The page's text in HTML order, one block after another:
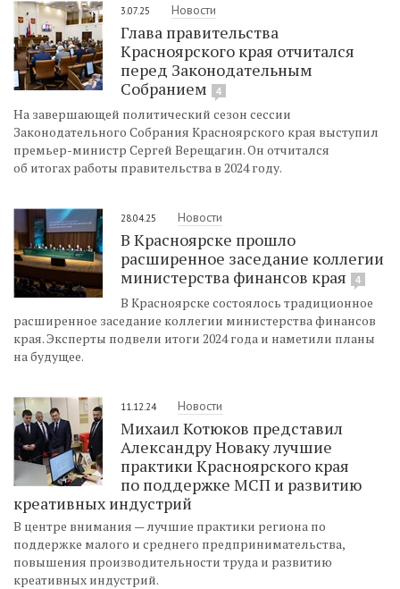
3.07.25 Новости
Глава правительства
Красноярского края отчитался
перед Законодательным
Собранием
4
На завершающей политический сезон сессии
Законодательного Собрания Красноярского края выступил
премьер-министр Сергей Верещагин. Он отчитался
об итогах работы правительства в 2024 году.
28.04.25 Новости
В Красноярске прошло
расширенное заседание коллегии
министерства финансов края
4
В Красноярске состоялось традиционное
расширенное заседание коллегии министерства финансов
края. Эксперты подвели итоги 2024 года и наметили планы
на будущее.
11.12.24 Новости
Михаил Котюков представил
Александру Новаку лучшие
практики Красноярского края
по поддержке МСП и развитию
креативных индустрий
В центре внимания — лучшие практики региона по
поддержке малого и среднего предпринимательства,
повышения производительности труда и развитию
креативных индустрий.